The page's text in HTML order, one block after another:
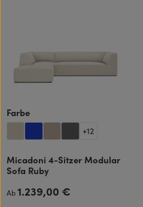
Farbeauswählen
+12
Micadoni 4-Sitzer Modular
Sofa Ruby
Regulärer Preis:
Ab1.239,00 €